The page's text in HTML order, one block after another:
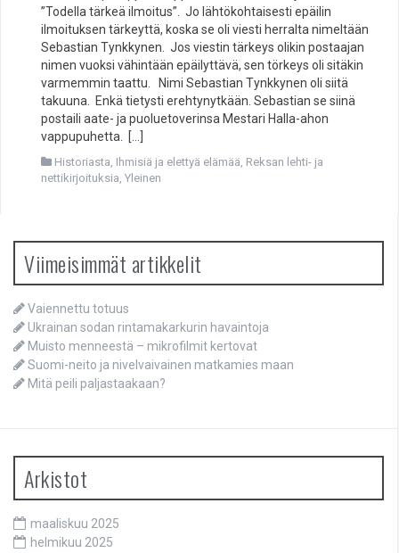
”Todella tärkeä ilmoitus”. Jo lähtökohtaisesti epäilin
ilmoituksen tärkeyttä, koska se oli viesti herralta nimeltään
Sebastian Tynkkynen. Jos viestin tärkeys olikin postaajan
nimen vuoksi vähintään epäilyttävä, sen törkeys oli sitäkin
varmemmin taattu. Nimi Sebastian Tynkkynen oli siitä
takuuna. Enkä tietysti erehtynytkään. Sebastian se siinä
postaili aate- ja puoluetoverinsa Mestari Halla-ahon
vappupuhetta. […]
Historiasta, Ihmisiä ja elettyä elämää, Reksan lehti- ja
nettikirjoituksia, Yleinen
Viimeisimmät artikkelit
Vaiennettu totuus
Ukrainan sodan rintamakarkurin havaintoja
Muisto menneestä – mikrofilmit kertovat
Suomi-neito ja nivelvaivainen matkamies maan
Mitä peili paljastaakaan?
Arkistot
maaliskuu 2025
helmikuu 2025